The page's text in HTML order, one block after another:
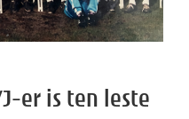
er is ten leste